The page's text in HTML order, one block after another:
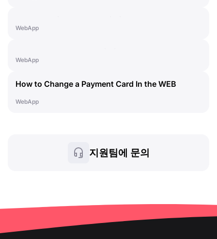
WebApp
WebApp
How to Change a Payment Card In the WEB
WebApp
지원팀에 문의